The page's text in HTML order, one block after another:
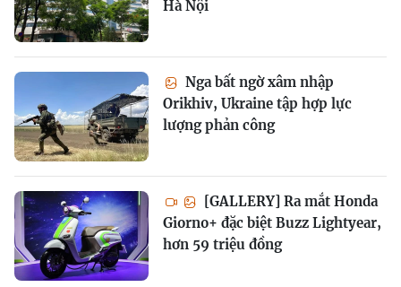
Hà Nội
Nga bất ngờ xâm nhập
Orikhiv, Ukraine tập hợp lực
lượng phản công
[GALLERY] Ra mắt Honda
Giorno+ đặc biệt Buzz Lightyear,
hơn 59 triệu đồng